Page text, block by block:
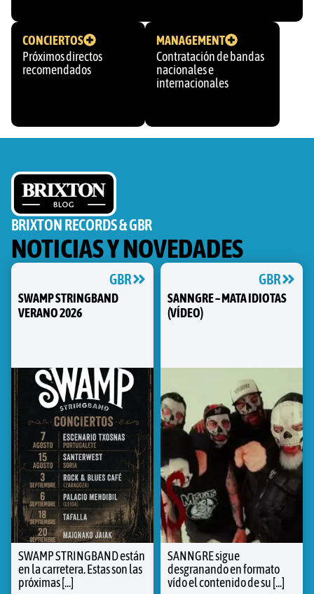
CONCIERTOS
Próximos directos
recomendados
MANAGEMENT
Contratación de bandas
nacionales e
internacionales
BRIXTON RECORDS & GBR
NOTICIAS Y NOVEDADES
GBR
SWAMP STRINGBAND
VERANO 2026
SWAMP STRINGBAND están
en la carretera. Estas son las
próximas [...]
GBR
SANNGRE – MATA IDIOTAS
(VÍDEO)
SANNGRE sigue
desgranando en formato
vído el contenido de su [...]